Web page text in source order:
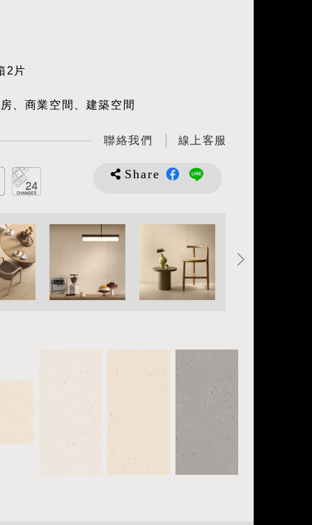
2片
、商業空間、建築空間
聯絡我們 線上客服
Share